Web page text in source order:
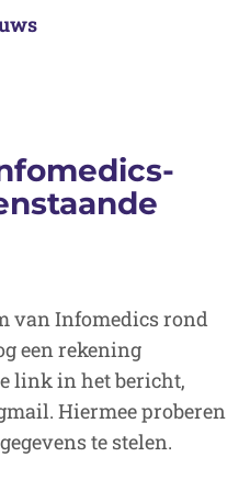
van Infomedics rond
een rekening
link in het bericht,
Hiermee proberen
te stelen.